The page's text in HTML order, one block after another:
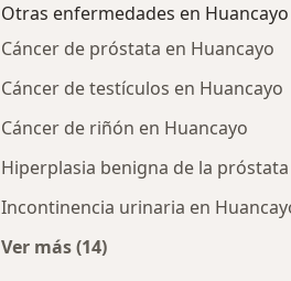
Otras enfermedades en Huancayo
Cáncer de próstata en Huancayo
Cáncer de testículos en Huancayo
Cáncer de riñón en Huancayo
Hiperplasia benigna de la
Incontinencia urinaria en
Ver más (14)